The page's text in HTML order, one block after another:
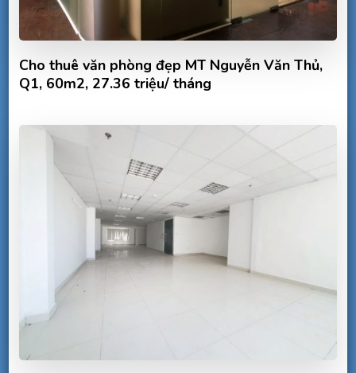
Cho thuê văn phòng đẹp MT Nguyễn Văn Thủ,
Q1, 60m2, 27.36 triệu/ tháng